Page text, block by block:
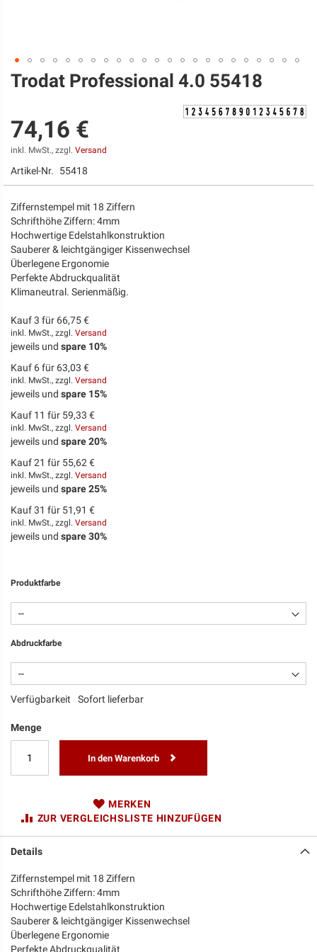
Zum
Anfang
Bildgalerie
springen
Trodat Professional 4.0 55418
74,16 €
inkl. MwSt., zzgl. Versand
Artikel-Nr. 55418
Ziffernstempel mit 18 Ziffern
Schrifthöhe Ziffern: 4mm
Hochwertige Edelstahlkonstruktion
Sauberer & leichtgängiger Kissenwechsel
Überlegene Ergonomie
Perfekte Abdruckqualität
Klimaneutral. Serienmäßig.
Kauf 3 für 66,75 €
inkl. MwSt., zzgl. Versand
jeweils und spare 10%
Kauf 6 für 63,03 €
inkl. MwSt., zzgl. Versand
jeweils und spare 15%
Kauf 11 für 59,33 €
inkl. MwSt., zzgl. Versand
jeweils und spare20%
Kauf 21 für 55,62 €
inkl. MwSt., zzgl. Versand
jeweils und spare25%
Kauf 31 für 51,91 €
inkl. MwSt., zzgl. Versand
jeweils und spare30%
Produktfarbe
Abdruckfarbe
Verfügbarkeit Sofort lieferbar
Menge
In den Warenkorb
MERKEN
ZUR VERGLEICHSLISTE HINZUFÜGEN
Details
Ziffernstempel mit 18 Ziffern
Schrifthöhe Ziffern: 4mm
Hochwertige Edelstahlkonstruktion
Sauberer & leichtgängiger Kissenwechsel
Überlegene Ergonomie
Perfekte Abdruckqualität